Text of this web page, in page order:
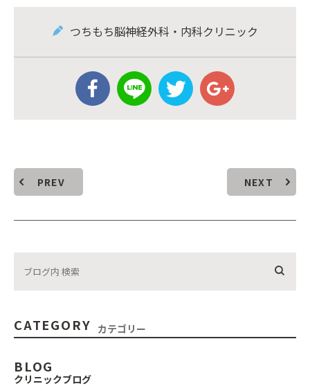
つちもち脳神経外科・内科クリニック
PREV NEXT
CATEGORY カテゴリー
BLOG
クリニックブログ